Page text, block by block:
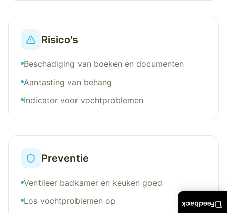
Feedback
Risico's
Beschadiging van boeken en documenten
Aantasting van behang
Indicator voor vochtproblemen
Preventie
Ventileer badkamer en keuken goed
Los vochtproblemen op